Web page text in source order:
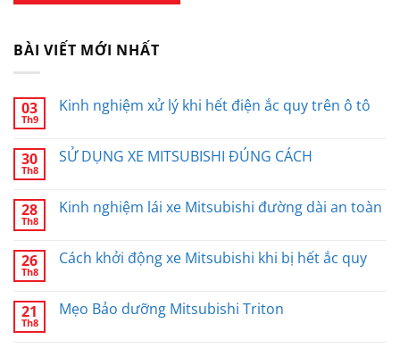
BÀI VIẾT MỚI NHẤT
03
Th9
Kinh nghiệm xử lý khi hết điện ắc quy trên ô tô
30
Th8
SỬ DỤNG XE MITSUBISHI ĐÚNG CÁCH
28
Th8
Kinh nghiệm lái xe Mitsubishi đường dài an toàn
26
Th8
Cách khởi động xe Mitsubishi khi bị hết ắc quy
21
Th8
Mẹo Bảo dưỡng Mitsubishi Triton